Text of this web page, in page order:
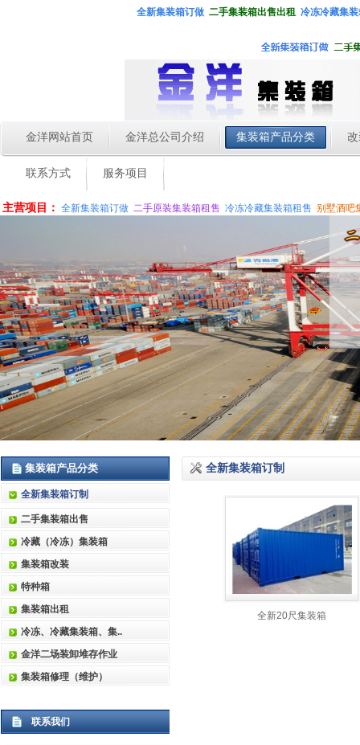
全新集装箱订做 二手集装箱出售出租 冷冻冷藏集
金洋网站首页 金洋总公司介绍 集装箱产品分类
联系方式 服务项目
主营项目： 全新集装箱订做 二手原装集装箱租售 冷冻冷藏集装箱租售 别墅酒吧
集装箱产品分类
全新集装箱订制
二手集装箱出售
冷藏（冷冻）集装箱
集装箱改装
特种箱
集装箱出租
冷冻、冷藏集装箱、集..
金洋二场装卸堆存作业
集装箱修理（维护）
联系我们
全新集装箱订制
全新20尺集装箱